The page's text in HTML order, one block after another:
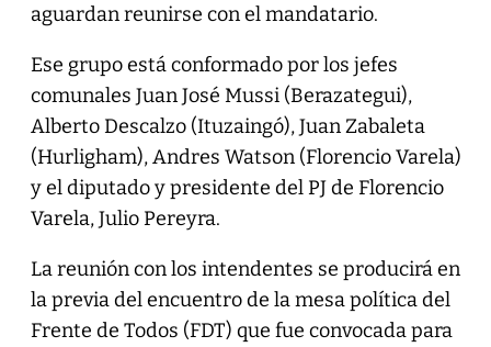
aguardan reunirse con el mandatario.
Ese grupo está conformado por los jefes
comunales Juan José Mussi (Berazategui),
Alberto Descalzo (Ituzaingó), Juan Zabaleta
(Hurligham), Andres Watson (Florencio Varela)
y el diputado y presidente del PJ de Florencio
Varela, Julio Pereyra.
La reunión con los intendentes se producirá en
la previa del encuentro de la mesa política del
Frente de Todos (FDT) que fue convocada para